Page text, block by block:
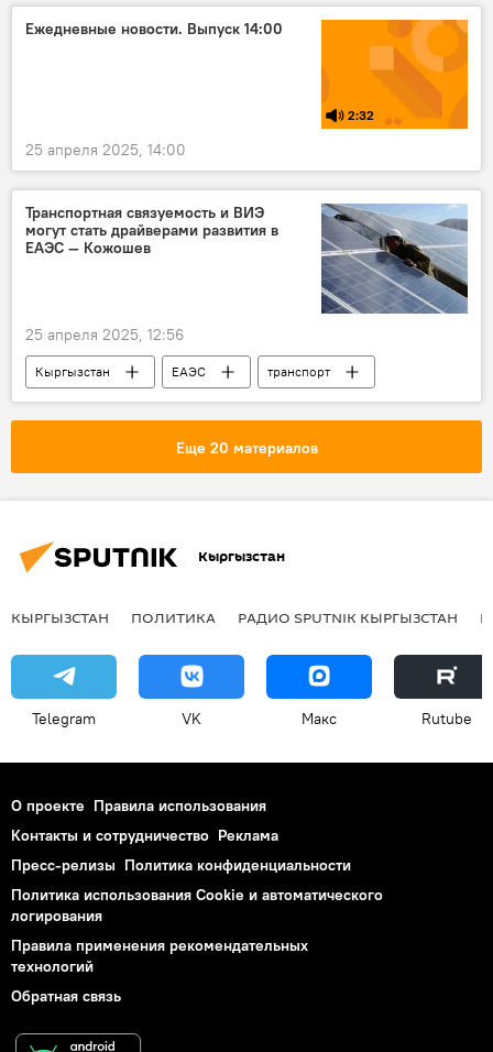
Ежедневные новости. Выпуск 14:00
2:32
25 апреля 2025, 14:00
Транспортная связуемость и ВИЭ
могут стать драйверами развития в
ЕАЭС — Кожошев
25 апреля 2025, 12:56
Кыргызстан ЕАЭС
транспорт
возобновляемые источники энергии
Еще 20 материалов
Кыргызстан
КЫРГЫЗСТАН ПОЛИТИКА РАДИО SPUTNIK КЫРГЫЗСТАН
Telegram VK Макс Rutube
О проекте Правила использования
Контакты и сотрудничество Реклама
Пресс-релизы Политика конфиденциальности
Политика использования Cookie и автоматического
логирования
Правила применения рекомендательных
технологий
Обратная связь